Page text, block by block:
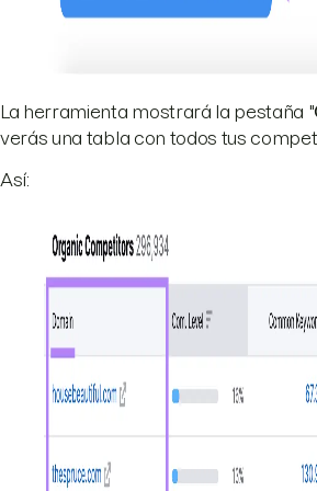
La herramienta mostrará la pestaña "
verás una tabla con todos tus
Así: